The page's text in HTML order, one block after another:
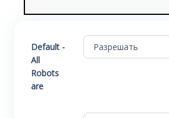
Default -
All
Robots
are